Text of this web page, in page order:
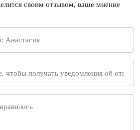
своим отзывом, ваше мнение